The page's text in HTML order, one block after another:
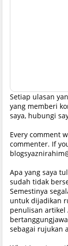
Setiap ulasan
yang memberi
saya, hubungi
Every comment
commenter. If
Apa yang saya
sudah tidak
Semestinya
untuk dijadikan
penulisan
sebagai rujukan